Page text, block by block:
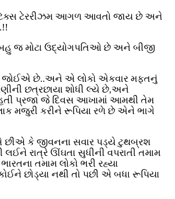
ટેક્સ ટેરરીઝમ આગળ આવતો જાય છે અને
જ મોટા ઉદ્યોગપતિઓ છે અને બીજી
જોઈએ છે..અને એ લોકો એકવાર મફતનું
છત્રછાયા શોધી લ્યે છે,અને
પ્રજા જે દિવસ આખામાં આમથી તેમ
મજુરી કરીને રૂપિયા રળે છે એને ભાગે
છીએ કે જીવનના સવાર પડ્યે ટુથબ્રશ
રાત્રે ઊંઘતા સુધીની વપરાતી તમામ
તમામ લોકો ભરી રહ્યા
છોડ્યા નથી તો પછી એ બધા રૂપિયા